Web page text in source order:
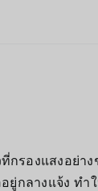
กรองแสงอย่
กลางแจ้ง ทำ